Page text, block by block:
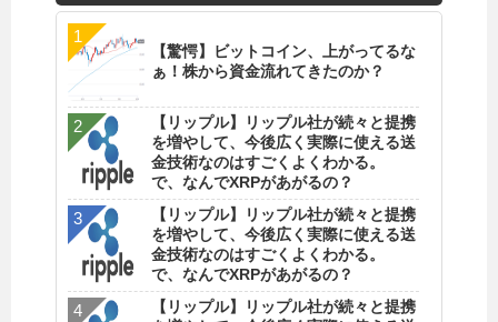
【驚愕】ビットコイン、上がってるな
ぁ！株から資金流れてきたのか？
【リップル】リップル社が続々と提携
を増やして、今後広く実際に使える送
金技術なのはすごくよくわかる。
で、なんでXRPがあがるの？
【リップル】リップル社が続々と提携
を増やして、今後広く実際に使える送
金技術なのはすごくよくわかる。
で、なんでXRPがあがるの？
【リップル】リップル社が続々と提携